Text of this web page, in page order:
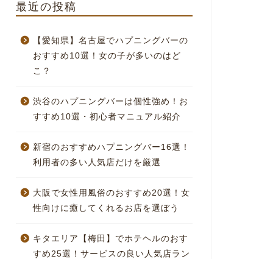
最近の投稿
【愛知県】名古屋でハプニングバーの
おすすめ10選！女の子が多いのはど
こ？
渋谷のハプニングバーは個性強め！お
すすめ10選・初心者マニュアル紹介
新宿のおすすめハプニングバー16選！
利用者の多い人気店だけを厳選
大阪で女性用風俗のおすすめ20選！女
性向けに癒してくれるお店を選ぼう
キタエリア【梅田】でホテヘルのおす
すめ25選！サービスの良い人気店ラン